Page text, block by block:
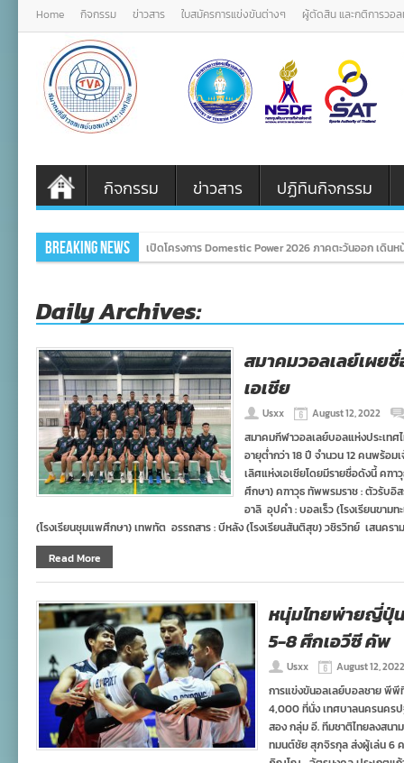
Home กิจกรรม ข่าวสาร ใบสมัครการแข่งขันต่างๆ ผู้ตัดสิน และกติการวอ
กิจกรรม ข่าวสาร ปฏิทินกิจกรรม
Breaking News เปิดโครงการ Domestic Power 2026 ภาคตะวันออก เดิน
Daily Archives:
สมาคมวอลเลย์เผย
เอเชีย
Usxx August 12, 2022
สมาคมกีฬาวอลเลย์บอลแห่งประเท
อายุต่ำกว่า 18 ปี จำนวน 12 คนพร้อม
เลิศแห่งเอเชียโดยมีรายชื่อดังนี้ คฑ
ศึกษา) คฑาวุธ ทัพพรมราช : ตัวรับอิส
อาลิ อุปคำ : บอลเร็ว (โรงเรียนขาม
(โรงเรียนชุมแพศึกษา) เทพทัต อรรถสาร : บีหลัง (โรงเรียนสันติสุข) วชิรวิทย์ เสนครา
Read More
หนุ่มไทยพ่ายญี่ปุ่
5-8 ศึกเอวีซี คัพ
Usxx August 12, 2022
การแข่งขันอลเลย์บอลชาย พีพี
4,000 ที่นั่ง เทศบาลนครนคร
สอง กลุ่ม อี. ทีมชาติไทยลงสน
ทมนต์ชัย สุภจิรกุล ส่งผู้เล่น 6